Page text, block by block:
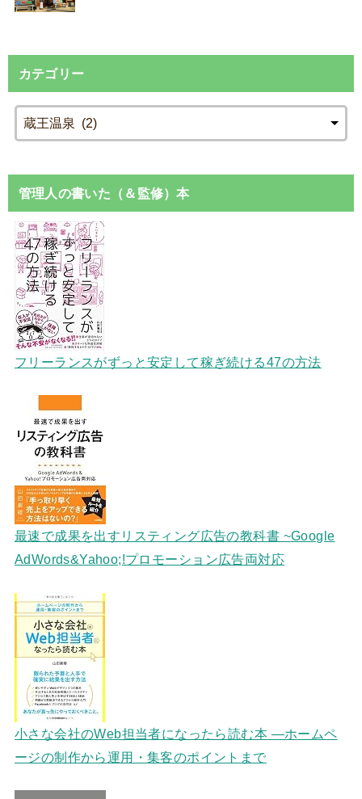
カテゴリー
管理人の書いた（＆監修）本
フリーランスがずっと安定して稼ぎ続ける47の方法
最速で成果を出すリスティング広告の教科書 ~Google
AdWords&Yahoo;!プロモーション広告両対応
小さな会社のWeb担当者になったら読む本 ―ホームペ
ージの制作から運用・集客のポイントまで